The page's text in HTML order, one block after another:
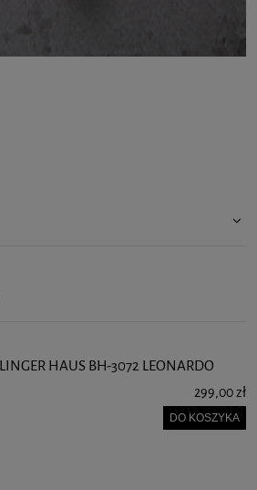
HAUS BH-3072 LEONARDO
299,00 zł
DO KOSZYKA